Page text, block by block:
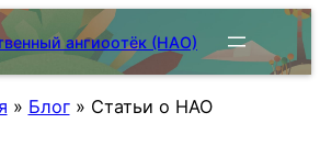
ангиоотёк (НАО)
» Блог» Статьи о НАО